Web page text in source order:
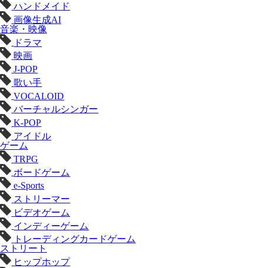
ハンドメイド
画像生成AI
音楽・映像
ドラマ
映画
J-POP
歌い手
VOCALOID
バーチャルシンガー
K-POP
アイドル
ゲーム
TRPG
ボードゲーム
e-Sports
ストリーマー
ビデオゲーム
インディーゲーム
トレーディングカードゲーム
ストリート
ヒップホップ